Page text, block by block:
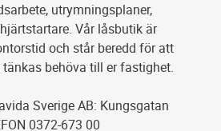
utrymningsplaner,
Vår låsbutik är
och står beredd för att
behöva till er fastighet.
Sverige AB: Kungsgatan
0372-673 00